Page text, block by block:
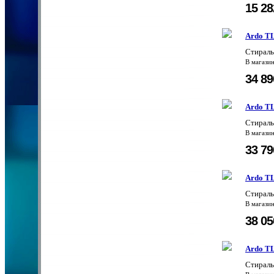
15
Ardo
В
34
Ardo
В
33
Ardo
В
38
Ardo